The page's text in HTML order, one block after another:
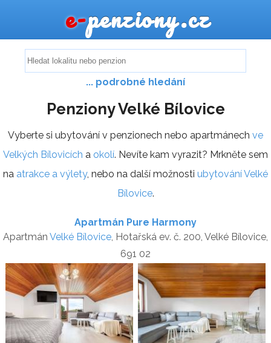
e-penziony.cz
... podrobné hledání
Penziony Velké Bílovice
Vyberte si ubytování v penzionech nebo apartmánech ve
Velkých Bílovicích a okolí. Nevíte kam vyrazit? Mrkněte sem
na atrakce a výlety, nebo na další možnosti ubytování Velké
Bílovice.
Apartmán Pure Harmony
Apartmán Velké Bílovice , Hotařská ev. č. 200, Velké Bílovice,
691 02